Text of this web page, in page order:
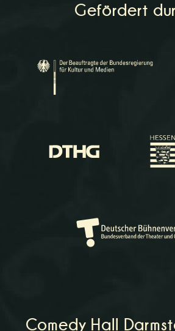
Gefördert
Comedy Hall